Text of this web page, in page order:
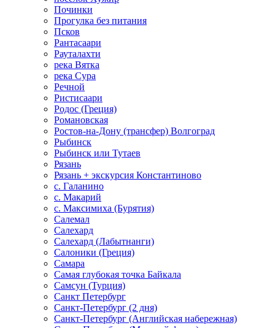
Починки
Прогулка без питания
Псков
Рантасаари
Рауталахти
река Вятка
река Сура
Речной
Ристисаари
Родос (Греция)
Романовская
Ростов-на-Дону (трансфер) Волгоград
Рыбинск
Рыбинск или Тутаев
Рязань
Рязань + экскурсия Константиново
с. Галанино
с. Макарий
с. Максимиха (Бурятия)
Салемал
Салехард
Салехард (Лабытнанги)
Салоники (Греция)
Самара
Самая глубокая точка Байкала
Самсун (Турция)
Санкт Петербург
Санкт-Петербург (2 дня)
Санкт-Петербург (Английская набережная)